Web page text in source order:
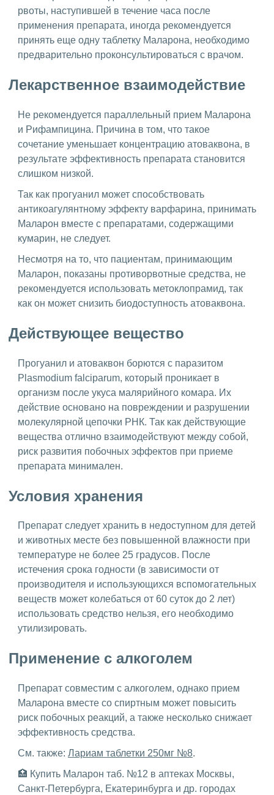
рвоты, наступившей в течение часа после
применения препарата, иногда рекомендуется
принять еще одну таблетку Маларона, необходимо
предварительно проконсультироваться с врачом.
Лекарственное взаимодействие
Не рекомендуется параллельный прием Маларона
и Рифампицина. Причина в том, что такое
сочетание уменьшает концентрацию атоваквона, в
результате эффективность препарата становится
слишком низкой.
Так как прогуанил может способствовать
антикоагулянтному эффекту варфарина, принимать
Маларон вместе с препаратами, содержащими
кумарин, не следует.
Несмотря на то, что пациентам, принимающим
Маларон, показаны противорвотные средства, не
рекомендуется использовать метоклопрамид, так
как он может снизить биодоступность атоваквона.
Действующее вещество
Прогуанил и атоваквон борются с паразитом
Plasmodium falciparum, который проникает в
организм после укуса малярийного комара. Их
действие основано на повреждении и разрушении
молекулярной цепочки РНК. Так как действующие
вещества отлично взаимодействуют между собой,
риск развития побочных эффектов при приеме
препарата минимален.
Условия хранения
Препарат следует хранить в недоступном для детей
и животных месте без повышенной влажности при
температуре не более 25 градусов. После
истечения срока годности (в зависимости от
производителя и использующихся вспомогательных
веществ может колебаться от 60 суток до 2 лет)
использовать средство нельзя, его необходимо
утилизировать.
Применение с алкоголем
Препарат совместим с алкоголем, однако прием
Маларона вместе со спиртным может повысить
риск побочных реакций, а также несколько снижает
эффективность средства.
См. также: Лариам таблетки 250мг №8.
🏥 Купить Маларон таб. №12 в аптеках Москвы,
Санкт-Петербурга, Екатеринбурга и др. городах